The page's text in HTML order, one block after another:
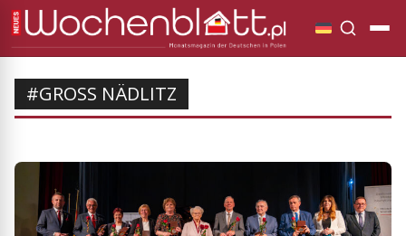
#GROSS NÄDLITZ